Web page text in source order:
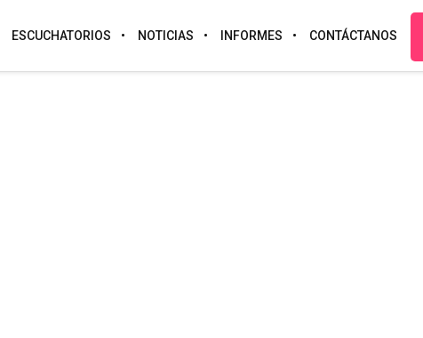
ESCUCHATORIOS NOTICIAS INFORMES CONTÁCTANOS